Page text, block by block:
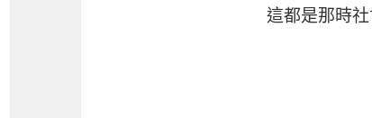
這都是那時